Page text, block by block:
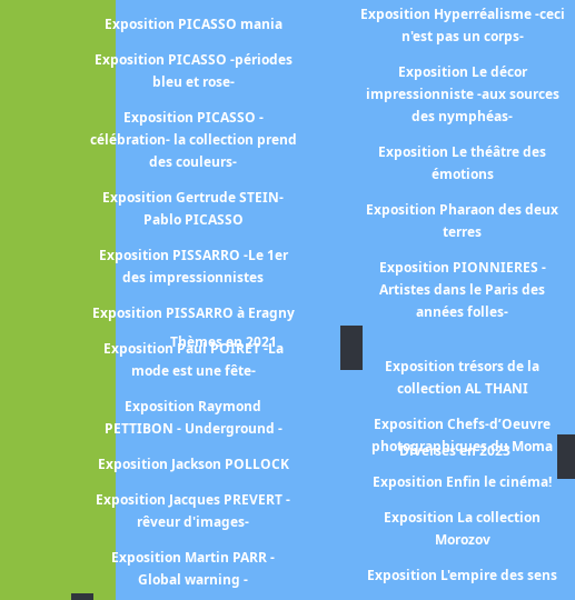
Exposition PICASSO mania
Exposition PICASSO -périodes
bleu et rose-
Exposition PICASSO -
célébration- la collection prend
des couleurs-
Exposition Gertrude STEIN-
Pablo PICASSO
Exposition PISSARRO -Le 1er
des impressionnistes
Exposition PISSARRO à Eragny
Exposition Paul POIRET -La
mode est une fête-
Exposition Raymond
PETTIBON - Underground -
Exposition Jackson POLLOCK
Exposition Jacques PREVERT -
rêveur d'images-
Exposition Martin PARR -
Global warning -
Exposition Hyperréalisme -ceci
n'est pas un corps-
Exposition Le décor
impressionniste -aux sources
des nymphéas-
Exposition Le théâtre des
émotions
Exposition Pharaon des deux
terres
Exposition PIONNIERES -
Artistes dans le Paris des
années folles-
Thèmes en 2021
Exposition trésors de la
collection AL THANI
Exposition Chefs-d’Oeuvre
photographiques du Moma
Exposition Enfin le cinéma!
Exposition La collection
Morozov
Exposition L'empire des sens
Diverses en 2023